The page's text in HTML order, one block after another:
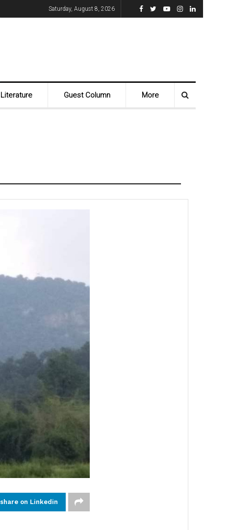
Saturday, August 8, 2026
Literature Guest Column More
share on Linkedin